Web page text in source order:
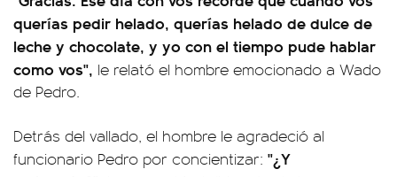
querías pedir helado, querías helado de dulce de
leche y chocolate, y yo con el tiempo pude hablar
como vos", le relató el hombre emocionado a Wado
de Pedro.
Detrás del vallado, el hombre le agradeció al
funcionario Pedro por concientizar: "¿Y